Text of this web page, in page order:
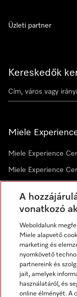
Kereskedők
Miele
Miele Experience
Miele Experience
Hírlevél
Üzleti partner
A
vonatkozó
Weboldalunk
Miele alapvető
marketing és
nyomkövető
partnereink és
jait, amelyek
használatáról, és
online élményét. A